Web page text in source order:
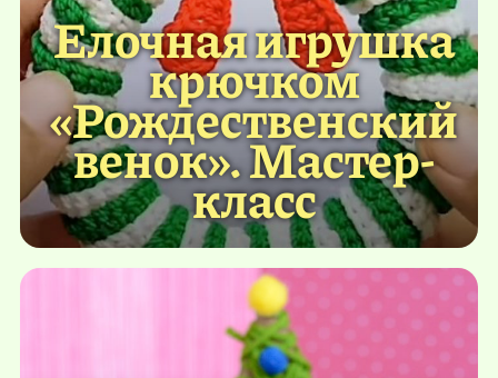
Елочная игрушка
крючком
«Рождественский
венок». Мастер-
класс